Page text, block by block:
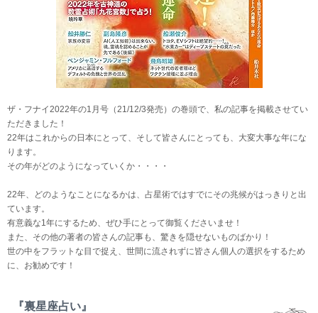
ザ・フナイ2022年の1月号（21/12/3発売）の巻頭で、私の記事を掲載させてい
ただきました！
22年はこれからの日本にとって、そして皆さんにとっても、大変大事な年にな
ります。
その年がどのようになっていくか・・・・
22年、どのようなことになるかは、占星術ではすでにその兆候がはっきりと出
ています。
有意義な1年にするため、ぜひ手にとって御覧くださいませ！
また、その他の著者の皆さんの記事も、驚きを隠せないものばかり！
世の中をフラットな目で捉え、世間に流されずに皆さん個人の選択をするため
に、お勧めです！
『裏星座占い』